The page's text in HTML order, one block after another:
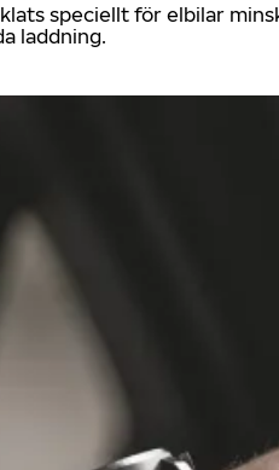
speciellt för elbilar
laddning.